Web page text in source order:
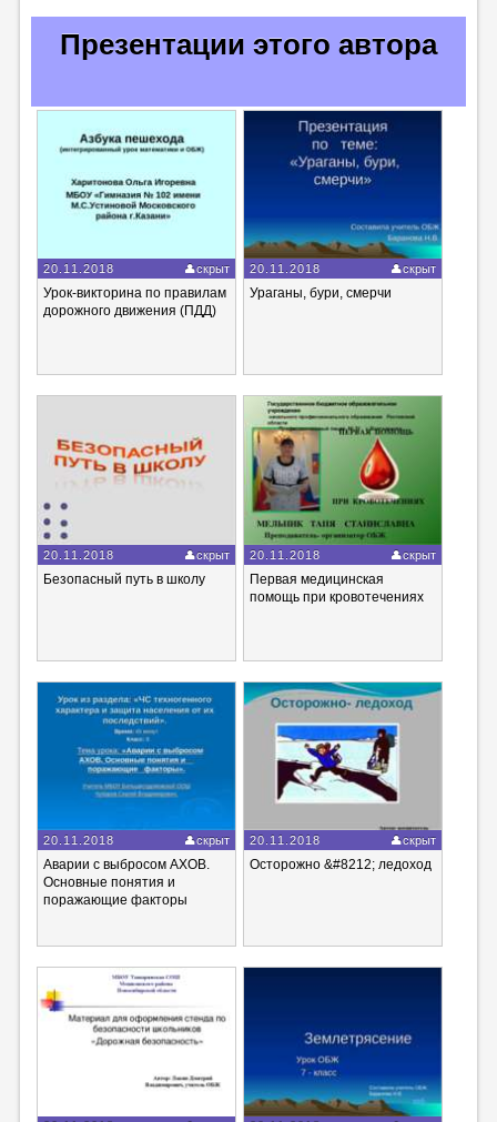
Презентации этого автора
20.11.2018 скрыт
Урок-викторина по правилам
дорожного движения (ПДД)
20.11.2018 скрыт
Ураганы, бури, смерчи
20.11.2018 скрыт
Безопасный путь в школу
20.11.2018 скрыт
Первая медицинская
помощь при кровотечениях
20.11.2018 скрыт
Аварии с выбросом АХОВ.
Основные понятия и
поражающие факторы
20.11.2018 скрыт
Осторожно &#8212; ледоход